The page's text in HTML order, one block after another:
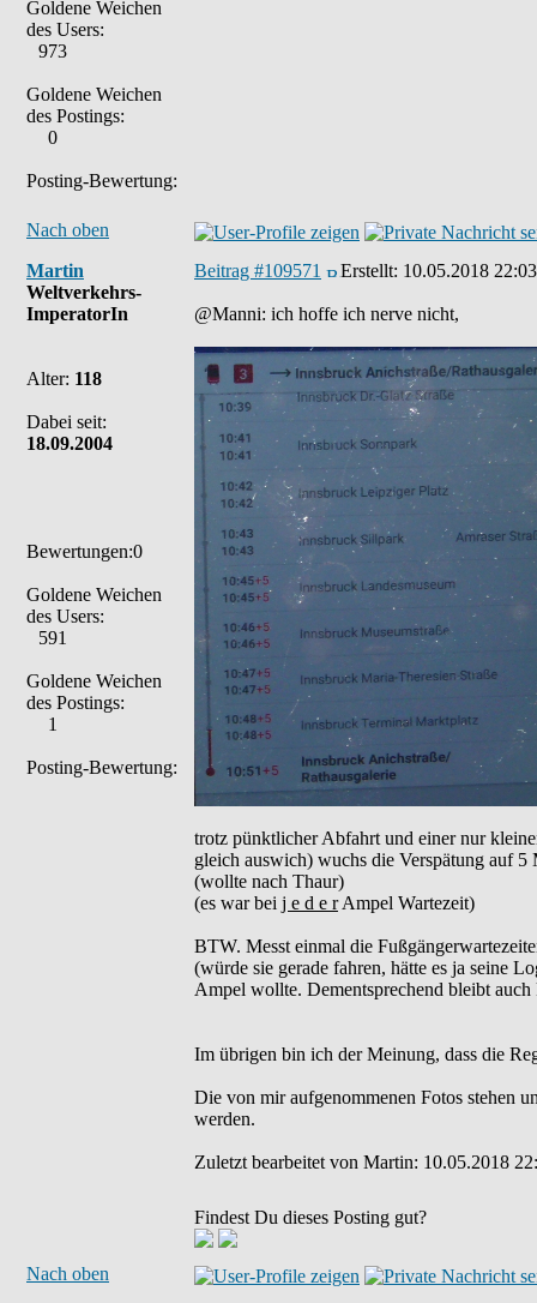
Goldene Weichen
des Users:
973
Goldene Weichen
des Postings:
0
Posting-Bewertung:
Nach oben
Martin
Weltverkehrs-
ImperatorIn
Alter: 118
Dabei seit:
18.09.2004
Bewertungen:0
Goldene Weichen
des Users:
591
Goldene Weichen
des Postings:
1
Posting-Bewertung:
Beitrag #109571 Erstellt: 10.05.2018 22:03
@Manni: ich hoffe ich nerve nicht,
trotz pünktlicher Abfahrt und einer nur
gleich auswich) wuchs die Verspätung auf
(wollte nach Thaur)
(es war bei j e d e rAmpel Wartezeit)
BTW. Messt einmal die
(würde sie gerade fahren, hätte es ja seine
Ampel wollte. Dementsprechend bleibt
Im übrigen bin ich der Meinung, dass die
Die von mir aufgenommenen Fotos stehen
werden.
Zuletzt bearbeitet von Martin: 10.05.2018
Findest Du dieses Posting gut?
Nach oben